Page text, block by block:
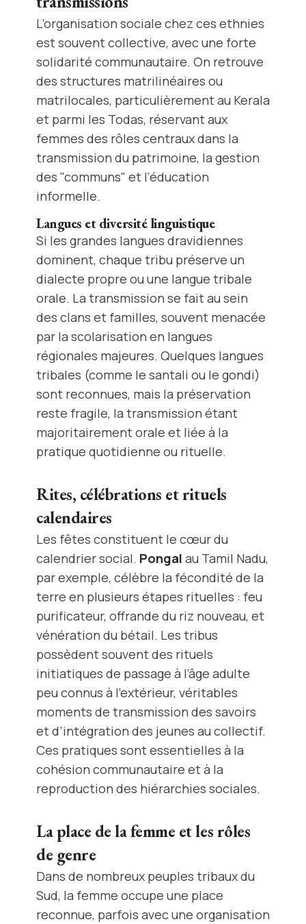
L’organisation sociale chez ces ethnies
est souvent collective, avec une forte
solidarité communautaire. On retrouve
des structures matrilinéaires ou
matrilocales, particulièrement au Kerala
et parmi les Todas, réservant aux
femmes des rôles centraux dans la
transmission du patrimoine, la gestion
des "communs" et l’éducation
informelle.
Langues et diversité linguistique
Si les grandes langues dravidiennes
dominent, chaque tribu préserve un
dialecte propre ou une langue tribale
orale. La transmission se fait au sein
des clans et familles, souvent menacée
par la scolarisation en langues
régionales majeures. Quelques langues
tribales (comme le santali ou le gondi)
sont reconnues, mais la préservation
reste fragile, la transmission étant
majoritairement orale et liée à la
pratique quotidienne ou rituelle.
Rites, célébrations et rituels
calendaires
Les fêtes constituent le cœur du
calendrier social. Pongal au Tamil Nadu,
par exemple, célèbre la fécondité de la
terre en plusieurs étapes rituelles : feu
purificateur, offrande du riz nouveau, et
vénération du bétail. Les tribus
possèdent souvent des rituels
initiatiques de passage à l’âge adulte
peu connus à l’extérieur, véritables
moments de transmission des savoirs
et d’intégration des jeunes au collectif.
Ces pratiques sont essentielles à la
cohésion communautaire et à la
reproduction des hiérarchies sociales.
La place de la femme et les rôles
de genre
Dans de nombreux peuples tribaux du
Sud, la femme occupe une place
reconnue, parfois avec une organisation